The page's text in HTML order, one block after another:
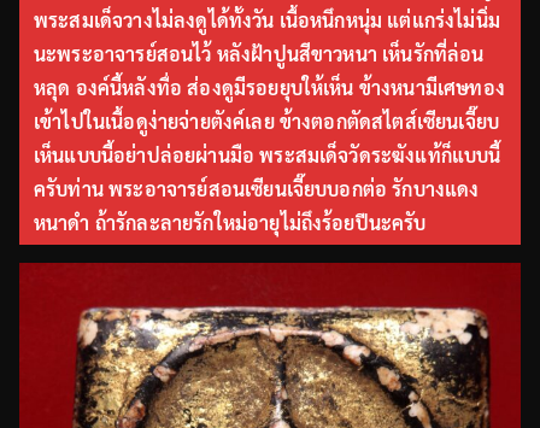
พระสมเด็จวางไม่ลงดูได้ทั้งวัน เนื้อหนึกหนุ่ม แต่แกร่งไม่นิ่ม
นะพระอาจารย์สอนไว้ หลังฝ้าปูนสีขาวหนา เห็นรักที่ล่อน
หลุด องค์นี้หลังทื่อ ส่องดูมีรอยยุบให้เห็น ข้างหนามีเศษทอง
เข้าไปในเนื้อดูง่ายจ่ายตังค์เลย ข้างตอกตัดสไตส์เซียนเจี๊ยบ
เห็นแบบนี้อย่าปล่อยผ่านมือ พระสมเด็จวัดระฆังแท้ก็แบบนี้
ครับท่าน พระอาจารย์สอนเซียนเจี๊ยบบอกต่อ รักบางแดง
หนาดำ ถ้ารักละลายรักใหม่อายุไม่ถึงร้อยปีนะครับ